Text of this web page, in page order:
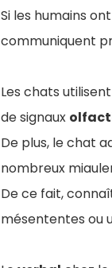
Si les humains
communiquent
Les chats
de signaux
De plus, le chat
nombreux
De ce fait,
mésententes ou